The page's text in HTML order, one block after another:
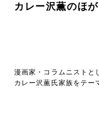
カレー沢薫のほ
漫画家・コラムニストと
カレー沢薫氏家族をテー